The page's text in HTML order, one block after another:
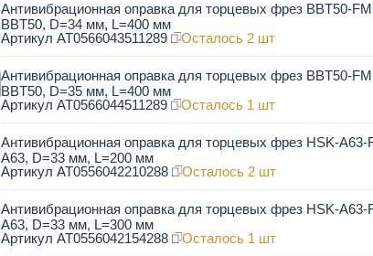
Антивибрационная оправка для торцевых фрез BBT50-
BBT50, D=34 мм, L=400 мм
АртикулAT0566043511289 Осталось 2 шт
Антивибрационная оправка для торцевых фрез BBT50-
BBT50, D=35 мм, L=400 мм
АртикулAT0566044511289 Осталось 1 шт
Антивибрационная оправка для торцевых фрез HSK-A63-
A63, D=33 мм, L=200 мм
АртикулAT0556042210288 Осталось 2 шт
Антивибрационная оправка для торцевых фрез HSK-A63-
A63, D=33 мм, L=300 мм
АртикулAT0556042154288 Осталось 1 шт